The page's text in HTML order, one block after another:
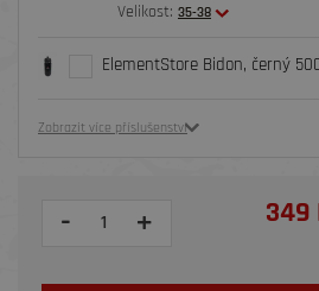
Velikost: 35-38
ElementStore Bidon, černý
Zobrazit více příslušenství
- + 349